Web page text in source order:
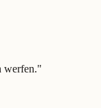
werfen."